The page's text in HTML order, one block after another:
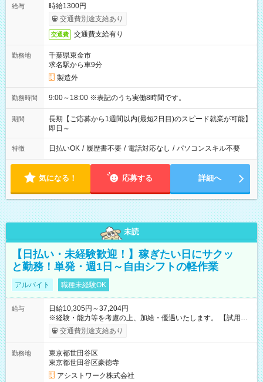
給与
時給1300円
交通費別途支給あり
交通費 交通費支給有り
勤務地
千葉県東金市
求名駅から車9分
製造外
勤務時間 9:00～18:00 ※表記のうち実働8時間です。
期間
長期【ご応募から1週間以内(最短2日目)のスピード就業が可能】
即日～
特徴 日払いOK / 履歴書不要 / 電話対応なし / パソコンスキル不要
気になる！ 応募する 詳細へ
未読
【日払い・未経験歓迎！】稼ぎたい日にサクッ
と勤務！単発・週1日～自由シフトの軽作業
アルバイト 職種未経験OK
給与
日給10,305円～37,204円
※経験・能力等を考慮の上、加給・優遇いたします。 【試用期
間】試用期間なし
交通費別途支給あり
勤務地
東京都世田谷区
東京都世田谷区豪徳寺
アシストワーク株式会社